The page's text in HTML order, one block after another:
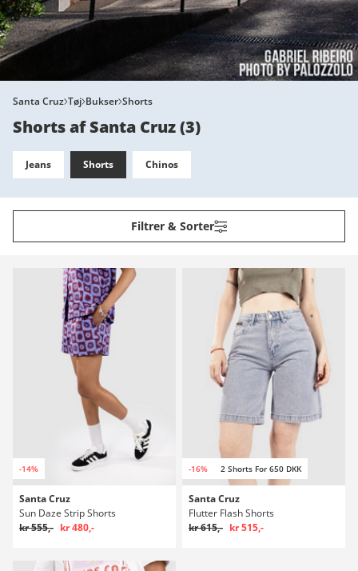
Santa Cruz Tøj Bukser Shorts
Shorts af Santa Cruz(3)
Jeans Shorts Chinos
Filtrer & Sorter
-14%
Santa Cruz
Sun Daze Strip Shorts
kr 555,- kr 480,-
-16% 2 Shorts For 650 DKK
Santa Cruz
Flutter Flash Shorts
kr 615,- kr 515,-